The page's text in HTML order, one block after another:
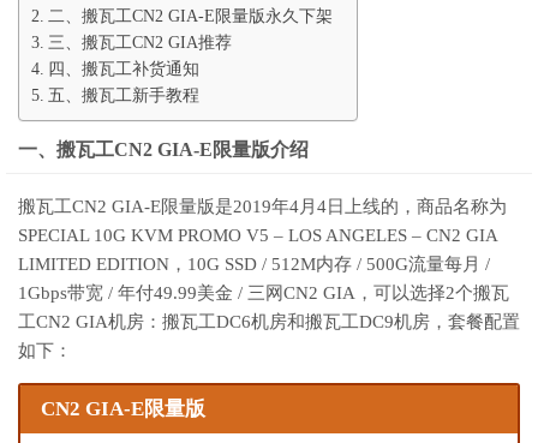
二、搬瓦工CN2 GIA-E限量版永久下架
三、搬瓦工CN2 GIA推荐
四、搬瓦工补货通知
五、搬瓦工新手教程
一、搬瓦工CN2 GIA-E限量版介绍
搬瓦工CN2 GIA-E限量版是2019年4月4日上线的，商品名称为
SPECIAL 10G KVM PROMO V5 – LOS ANGELES – CN2 GIA
LIMITED EDITION，10G SSD / 512M内存 / 500G流量每月 /
1Gbps带宽 / 年付49.99美金 / 三网CN2 GIA，可以选择2个搬瓦
工CN2 GIA机房：搬瓦工DC6机房和搬瓦工DC9机房，套餐配置
如下：
CN2 GIA-E限量版